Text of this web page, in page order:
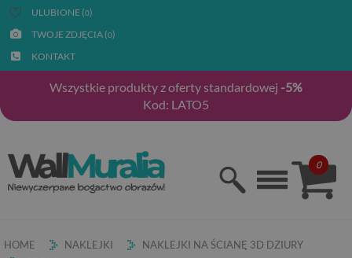
ULUBIONE (0)
TWOJE ZDJĘCIA (0)
KONTAKT
Wszystkie produkty z oferty standardowej -5%
Kod: LATO5
0
HOME NAKLEJKI
NAKLEJKI NA ŚCIANĘ 3D DZIURY